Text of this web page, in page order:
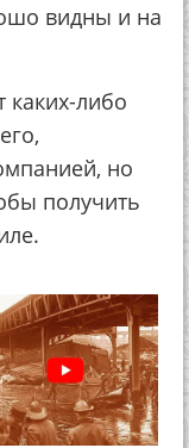
видны и на
каких-либо
но
получить